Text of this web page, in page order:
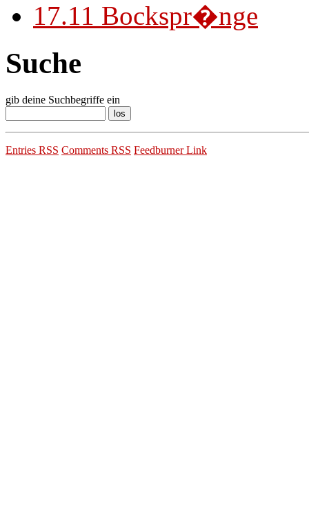
17.11 Bockspr�nge
Suche
gib deine Suchbegriffe ein
Entries RSS Comments RSS Feedburner Link